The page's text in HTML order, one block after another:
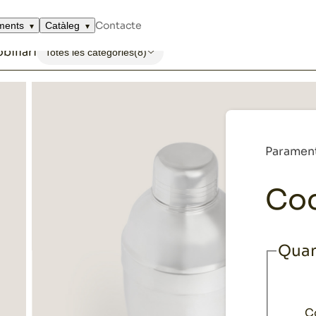
Catàleg Contacte
Totes les categories(8)